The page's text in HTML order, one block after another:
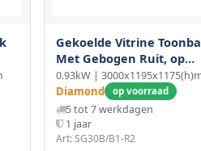
Gekoelde Vitrine
Met Gebogen Ruit, op
Sokkels
0.93kW |
Diamond op voorraad
5 tot 7 werkdagen
1 jaar
Art: SG30B/B1-R2